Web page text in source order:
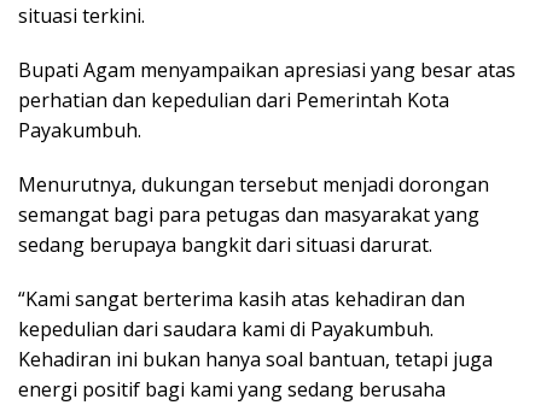
situasi terkini.
Bupati Agam menyampaikan apresiasi yang besar atas
perhatian dan kepedulian dari Pemerintah Kota
Payakumbuh.
Menurutnya, dukungan tersebut menjadi dorongan
semangat bagi para petugas dan masyarakat yang
sedang berupaya bangkit dari situasi darurat.
“Kami sangat berterima kasih atas kehadiran dan
kepedulian dari saudara kami di Payakumbuh.
Kehadiran ini bukan hanya soal bantuan, tetapi juga
energi positif bagi kami yang sedang berusaha